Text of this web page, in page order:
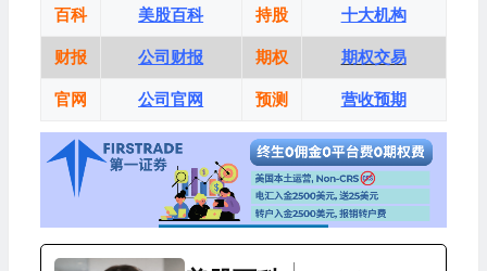
百科 美股百科 持股 十大机构
财报 公司财报 期权 期权交易
官网 公司官网 预测 营收预期